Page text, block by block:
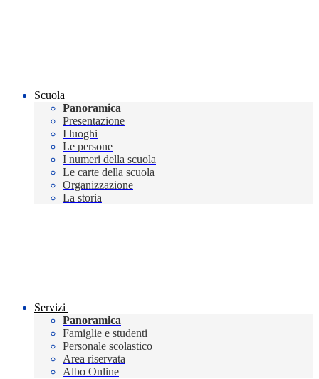
Scuola
Panoramica
Presentazione
I luoghi
Le persone
I numeri della scuola
Le carte della scuola
Organizzazione
La storia
Servizi
Panoramica
Famiglie e studenti
Personale scolastico
Area riservata
Albo Online